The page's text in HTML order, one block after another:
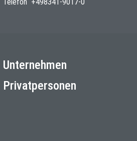
Unternehmen
Privatpersonen